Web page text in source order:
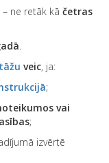
– ne retāk kā četras
veic, ja:
;
vai
;
izvērtē